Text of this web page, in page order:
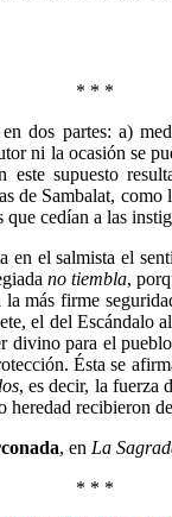
* * *
dos partes: a)
ni la ocasión se
este supuesto
de Sambalat,
cedían a las
en el salmista el
no tiembla,
más firme
el del Escándalo
divino para el
Ésta se
, es decir, la fuerza
heredad recibieron
, en La
* * *